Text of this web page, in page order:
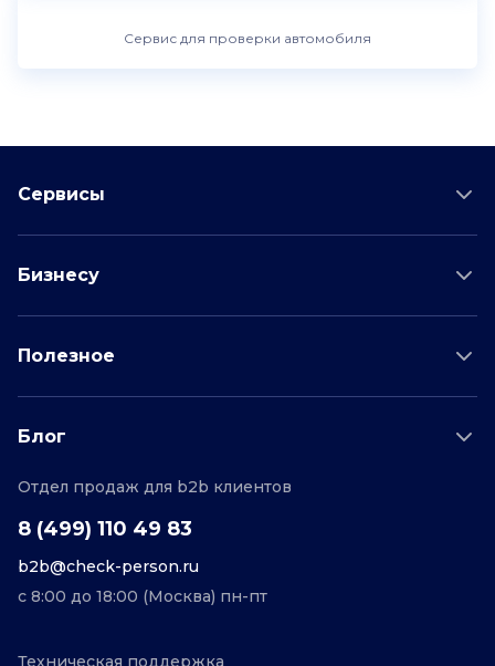
Сервис для проверки автомобиля
Сервисы
Проверка водителя
Бизнесу
Проверка по отраслям
Полезное
О проекте
Персональные данные
Блог
Редакционная политика
Отдел продаж для b2b клиентов
8 (499) 110 49 83
b2b@check-person.ru
с 8:00 до 18:00 (Москва) пн-пт
Техническая поддержка